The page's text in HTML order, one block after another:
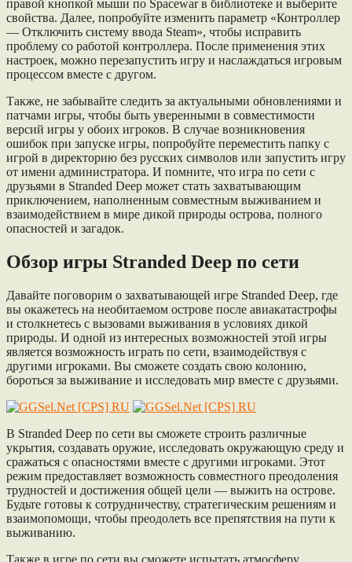
правой кнопкой мыши по Spacewar в библиотеке и выберите
свойства. Далее, попробуйте изменить параметр «Контроллер
— Отключить систему ввода Steam», чтобы исправить
проблему со работой контроллера. После применения этих
настроек, можно перезапустить игру и наслаждаться игровым
процессом вместе с другом.
Также, не забывайте следить за актуальными обновлениями и
патчами игры, чтобы быть уверенными в совместимости
версий игры у обоих игроков. В случае возникновения
ошибок при запуске игры, попробуйте переместить папку с
игрой в директорию без русских символов или запустить игру
от имени администратора. И помните, что игра по сети с
друзьями в Stranded Deep может стать захватывающим
приключением, наполненным совместным выживанием и
взаимодействием в мире дикой природы острова, полного
опасностей и загадок.
Обзор игры Stranded Deep по сети
Давайте поговорим о захватывающей игре Stranded Deep, где
вы окажетесь на необитаемом острове после авиакатастрофы
и столкнетесь с вызовами выживания в условиях дикой
природы. И одной из интересных возможностей этой игры
является возможность играть по сети, взаимодействуя с
другими игроками. Вы сможете создать свою колонию,
бороться за выживание и исследовать мир вместе с друзьями.
В Stranded Deep по сети вы сможете строить различные
укрытия, создавать оружие, исследовать окружающую среду и
сражаться с опасностями вместе с другими игроками. Этот
режим предоставляет возможность совместного преодоления
трудностей и достижения общей цели — выжить на острове.
Будьте готовы к сотрудничеству, стратегическим решениям и
взаимопомощи, чтобы преодолеть все препятствия на пути к
выживанию.
Также в игре по сети вы сможете испытать атмосферу